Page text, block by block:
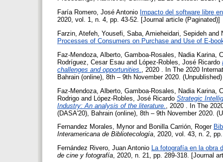
Faría Romero, José Antonio Impacto del software libre
2020, vol. 1, n. 4, pp. 43-52. [Journal article (Paginated)]
Farzin, Atefeh Yousefi, Saba Amieheidari, Sepideh and
Processes of Consumers on Purchase and Use of E-
Faz-Mendoza, Alberto Gamboa-Rosales, Nadia Karina
Rodríguez, Cesar Esau and López-Robles, José Ricardo
challenges and opportunities.
, 2020 . In The 2020
Bahrain (online), 8th – 9th November 2020.
Faz-Mendoza, Alberto Gamboa-Rosales, Nadia Karina
Rodrigo and López-Robles, José Ricardo Strategic
Industry: An analysis of the literature.
, 2020 . In The
(DASA'20), Bahrain (online), 8th – 9th November 2020.
Fernandez Morales, Mynorand Bonilla Carrión, Roger
Interamericana de Bibliotecología, 2020, vol. 43, n. 2,
Fernández Rivero, Juan Antonio La fotografía en la obra
de cine y fotografía, 2020, n. 21, pp. 289-318. [Journal